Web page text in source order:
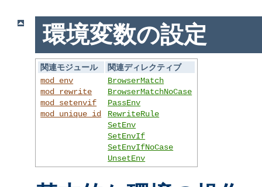
環境変数の設定
関連モジュール
関連ディレクティブ
mod_env
mod_rewrite
mod_setenvif
mod_unique_id
BrowserMatch
BrowserMatchNoCase
PassEnv
RewriteRule
SetEnv
SetEnvIf
SetEnvIfNoCase
UnsetEnv